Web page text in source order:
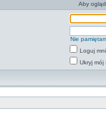
Aby
Nie
Loguj
Ukryj mój